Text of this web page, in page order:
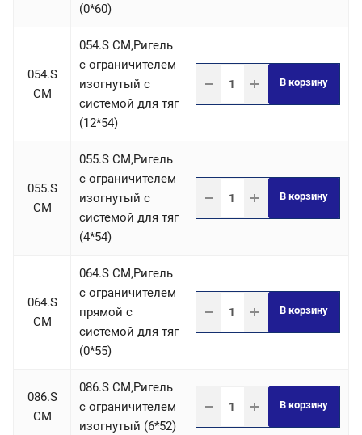
(0*60)
054.S
СM
054.S СM,Ригель
c ограничителем
изогнутый с
системой для тяг
(12*54)
В корзину
055.S
СM
055.S СM,Ригель
c ограничителем
изогнутый с
системой для тяг
(4*54)
В корзину
064.S
СM
064.S СM,Ригель
c ограничителем
прямой с
системой для тяг
(0*55)
В корзину
086.S
СM
086.S СM,Ригель
c ограничителем
изогнутый (6*52)
В корзину